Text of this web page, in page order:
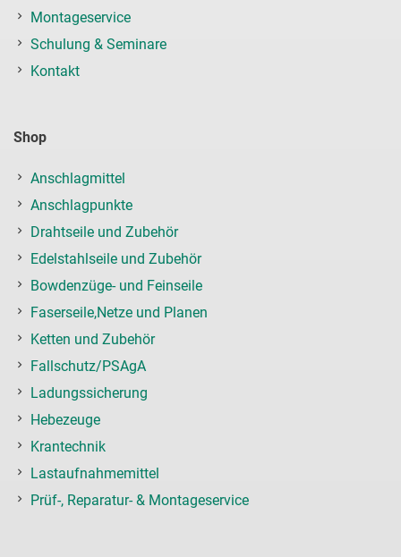
Montageservice
Schulung & Seminare
Kontakt
Shop
Anschlagmittel
Anschlagpunkte
Drahtseile und Zubehör
Edelstahlseile und Zubehör
Bowdenzüge- und Feinseile
Faserseile,Netze und Planen
Ketten und Zubehör
Fallschutz/PSAgA
Ladungssicherung
Hebezeuge
Krantechnik
Lastaufnahmemittel
Prüf-, Reparatur- & Montageservice